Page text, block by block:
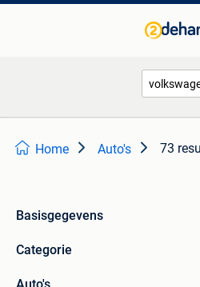
Home Auto's 73
Basisgegevens
Categorie